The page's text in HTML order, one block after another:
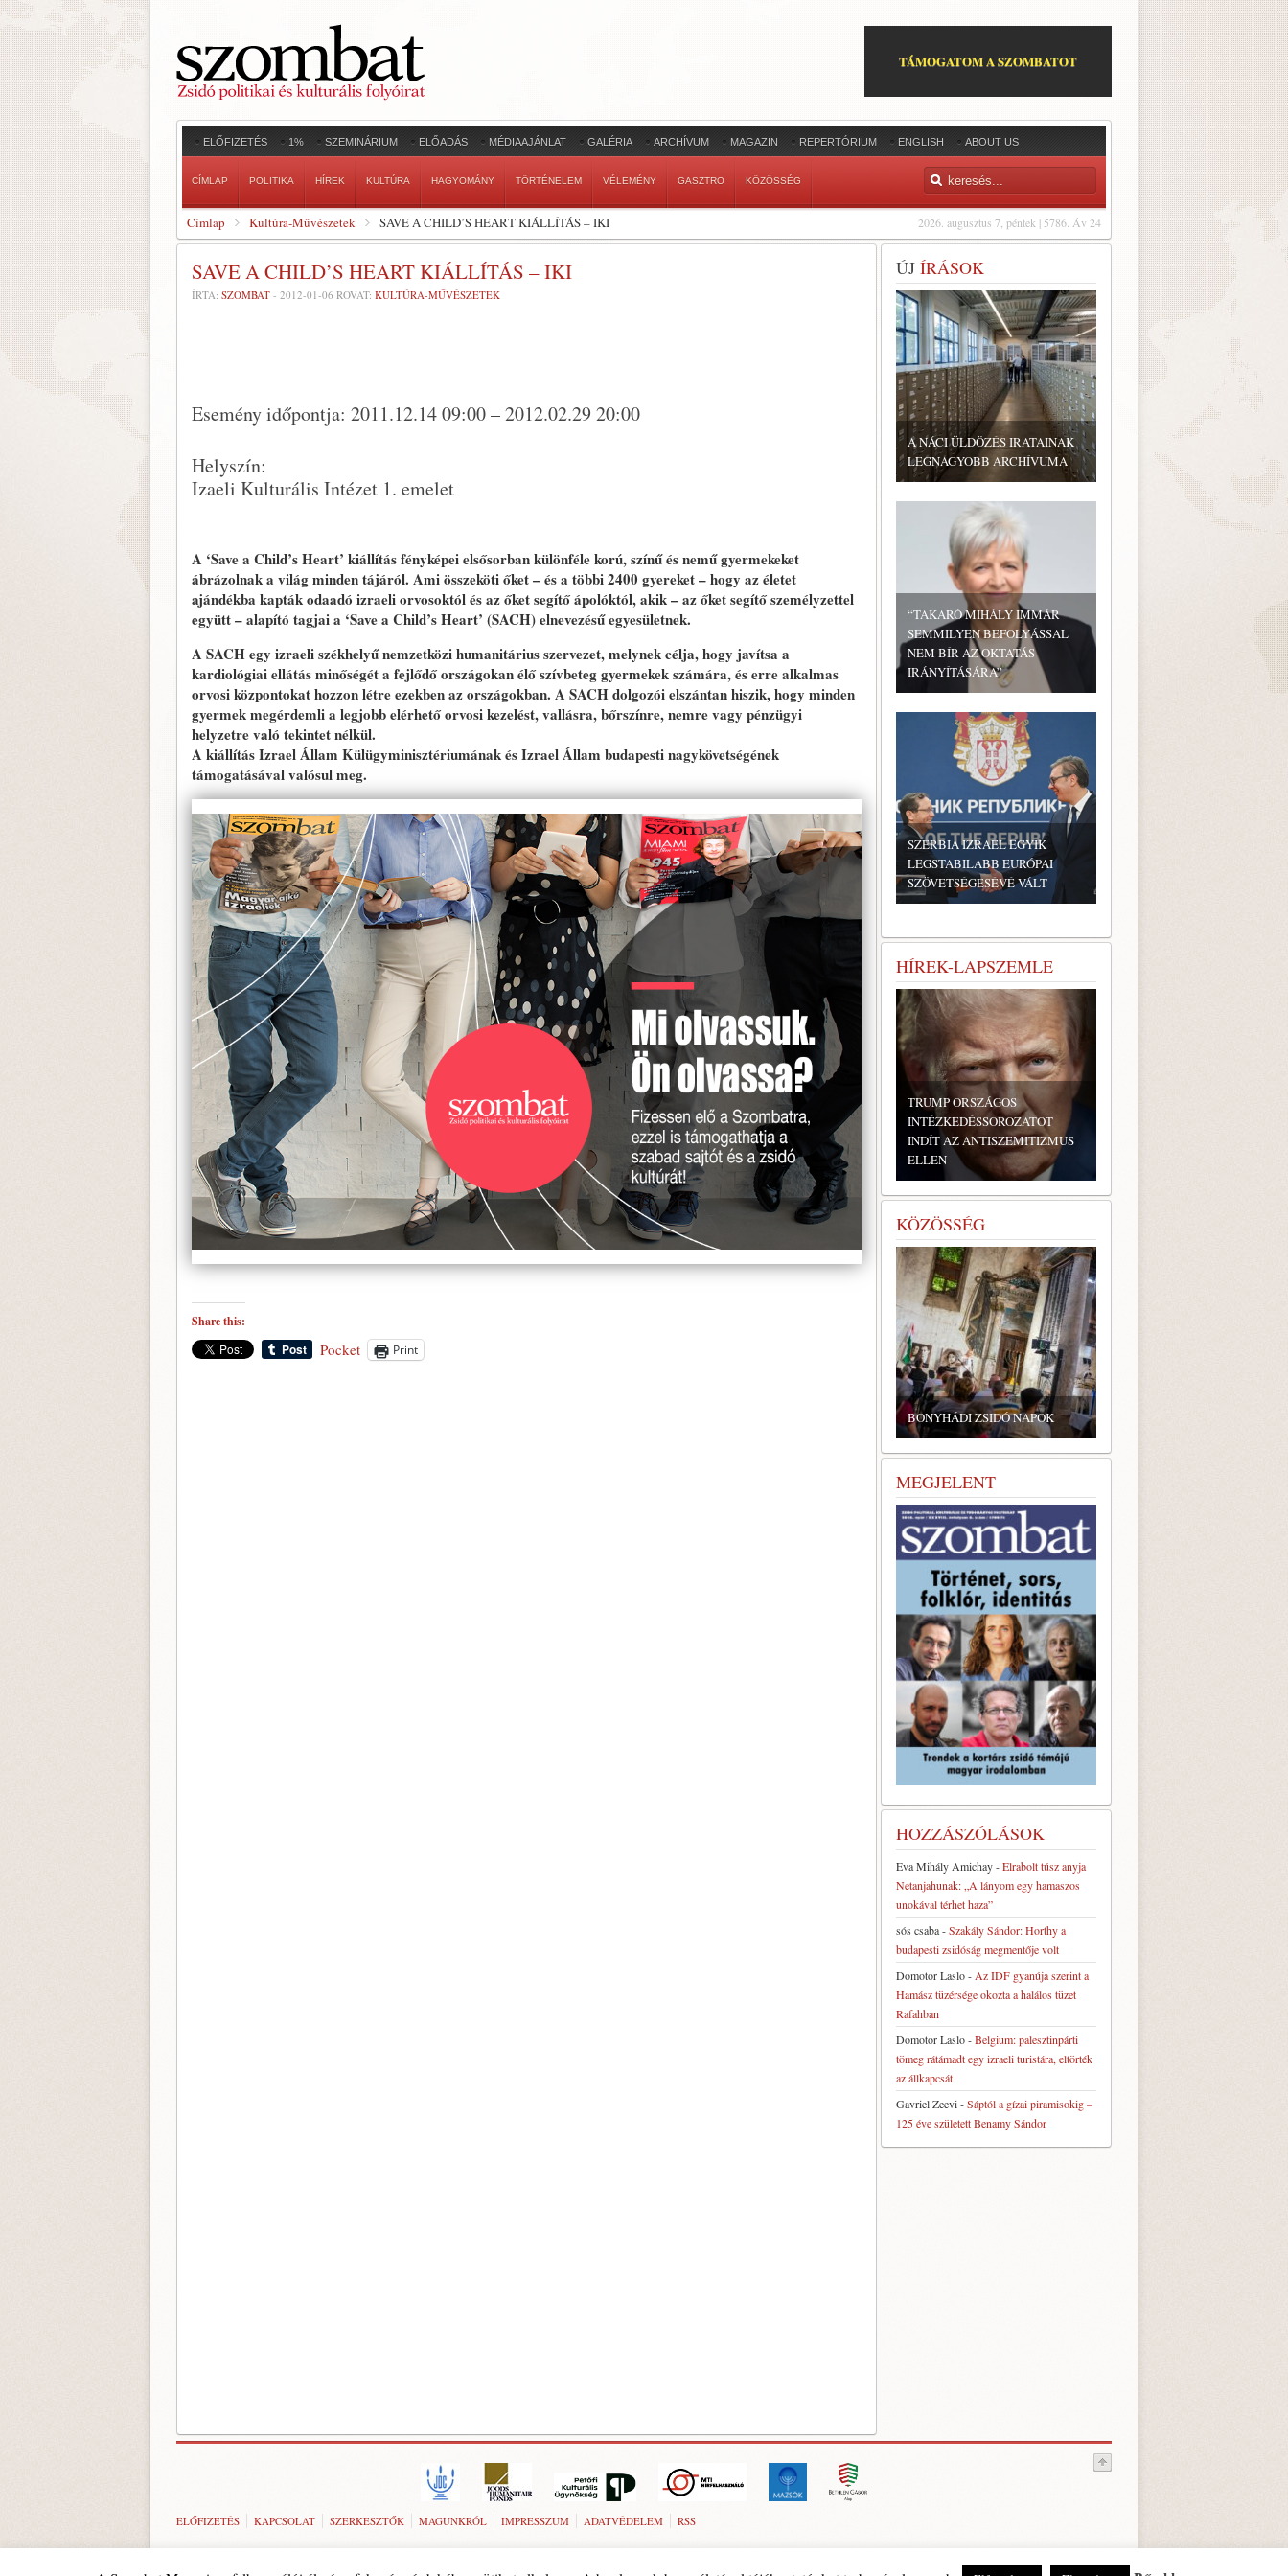
TÁMOGATOM A SZOMBATOT
ELŐFIZETÉS 1% SZEMINÁRIUM ELŐADÁS MÉDIAAJÁNLAT GALÉRIA ARCHÍVUM MAGAZIN REPERTÓRIUM ENGLISH ABOUT US
CÍMLAP POLITIKA HÍREK KULTÚRA HAGYOMÁNY TÖRTÉNELEM VÉLEMÉNY GASZTRO KÖZÖSSÉG
2026. augusztus 7, péntek | 5786. Áv 24
Címlap Kultúra-Művészetek SAVE A CHILD’S HEART KIÁLLÍTÁS – IKI
SAVE A CHILD’S HEART KIÁLLÍTÁS – IKI
ÍRTA: SZOMBAT - 2012-01-06 ROVAT: KULTÚRA-MŰVÉSZETEK
Esemény időpontja: 2011.12.14 09:00 – 2012.02.29 20:00
Helyszín:
Izaeli Kulturális Intézet 1. emelet
A ‘Save a Child’s Heart’ kiállítás fényképei elsősorban különféle korú, színű és nemű gyermekeket
ábrázolnak a világ minden tájáról. Ami összeköti őket – és a többi 2400 gyereket – hogy az életet
ajándékba kapták odaadó izraeli orvosoktól és az őket segítő ápolóktól, akik – az őket segítő személyzettel
együtt – alapító tagjai a ‘Save a Child’s Heart’ (SACH) elnevezésű egyesületnek.
A SACH egy izraeli székhelyű nemzetközi humanitárius szervezet, melynek célja, hogy javítsa a
kardiológiai ellátás minőségét a fejlődő országokan élő szívbeteg gyermekek számára, és erre alkalmas
orvosi központokat hozzon létre ezekben az országokban. A SACH dolgozói elszántan hiszik, hogy minden
gyermek megérdemli a legjobb elérhető orvosi kezelést, vallásra, bőrszínre, nemre vagy pénzügyi
helyzetre való tekintet nélkül.
A kiállítás Izrael Állam Külügyminisztériumának és Izrael Állam budapesti nagykövetségének
támogatásával valósul meg.
Share this:
Pocket Print
ÚJ ÍRÁSOK
A NÁCI ÜLDÖZÉS IRATAINAK
LEGNAGYOBB ARCHÍVUMA
“TAKARÓ MIHÁLY IMMÁR
SEMMILYEN BEFOLYÁSSAL
NEM BÍR AZ OKTATÁS
IRÁNYÍTÁSÁRA”
SZERBIA IZRAEL EGYIK
LEGSTABILABB EURÓPAI
SZÖVETSÉGESÉVÉ VÁLT
HÍREK-LAPSZEMLE
TRUMP ORSZÁGOS
INTÉZKEDÉSSOROZATOT
INDÍT AZ ANTISZEMITIZMUS
ELLEN
KÖZÖSSÉG
BONYHÁDI ZSIDÓ NAPOK
MEGJELENT
HOZZÁSZÓLÁSOK
Eva Mihály Amichay-Elrabolt túsz anyja
Netanjahunak: „A lányom egy hamaszos
unokával térhet haza”
sós csaba-Szakály Sándor: Horthy a
budapesti zsidóság megmentője volt
Domotor Laslo- Az IDF gyanúja szerint a
Hamász tüzérsége okozta a halálos tüzet
Rafahban
Domotor Laslo-Belgium: palesztinpárti
tömeg rátámadt egy izraeli turistára, eltörték
az állkapcsát
Gavriel Zeevi-Sáptól a gízai piramisokig –
125 éve született Benamy Sándor
ELŐFIZETÉS KAPCSOLAT SZERKESZTŐK MAGUNKRÓL IMPRESSZUM ADATVÉDELEM RSS